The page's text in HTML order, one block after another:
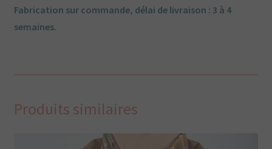
Fabrication sur commande, délai de livraison : 3 à 4
semaines.
Produits similaires